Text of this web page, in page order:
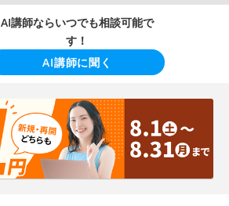
AI講師ならいつでも相談可能で
す！
AI講師に聞く